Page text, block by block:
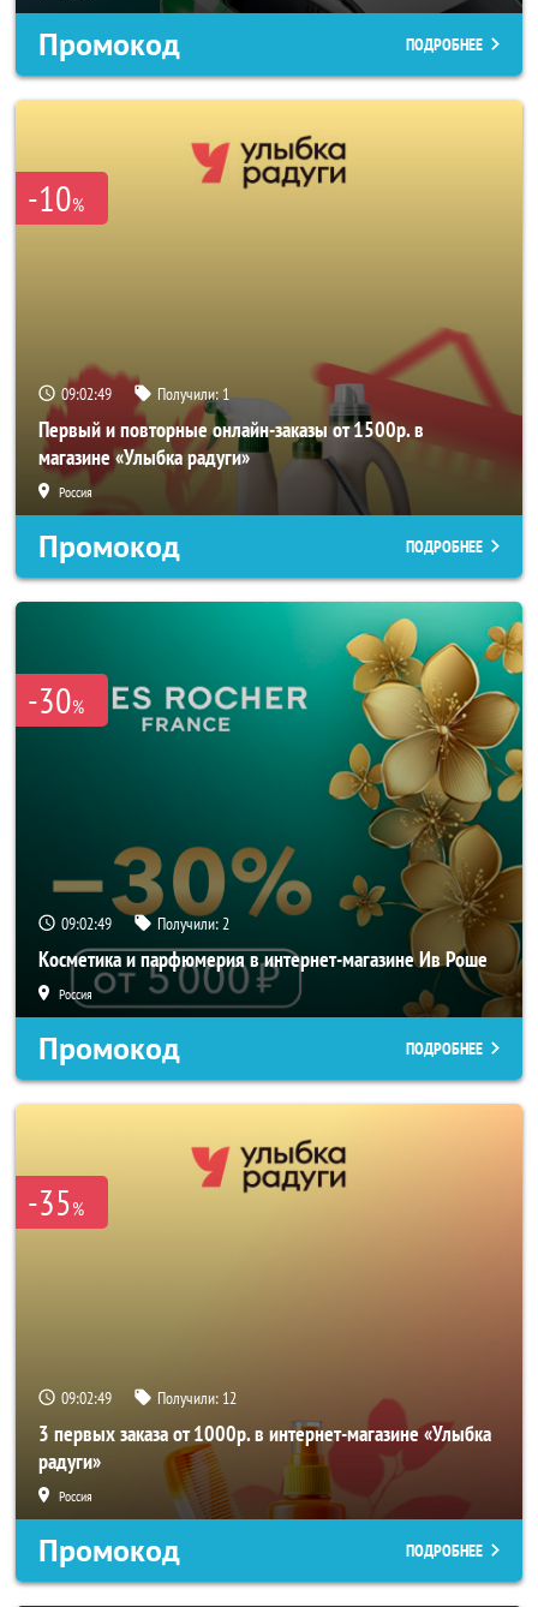
Промокод ПОДРОБНЕЕ
-10%
09:02:47 Получили:1
Первый и повторные онлайн-заказы от 1500р. в
магазине «Улыбка радуги»
Россия
Промокод ПОДРОБНЕЕ
-30%
09:02:47 Получили:2
Косметика и парфюмерия в интернет-магазине Ив Роше
Россия
Промокод ПОДРОБНЕЕ
-35%
09:02:47 Получили: 12
3 первых заказа от 1000р. в интернет-магазине «Улыбка
радуги»
Россия
Промокод ПОДРОБНЕЕ